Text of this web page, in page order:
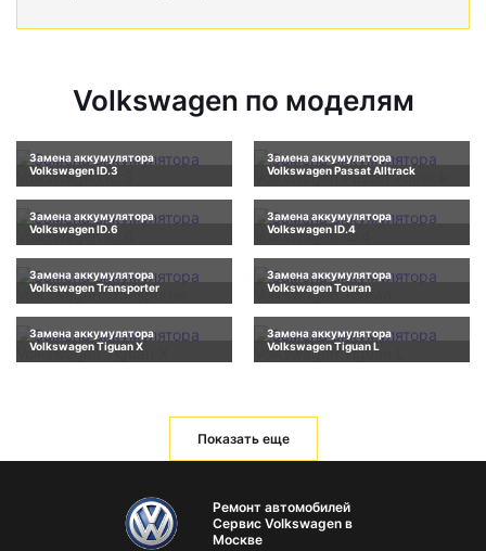
Volkswagen по моделям
Замена аккумулятора
Volkswagen ID.3
Замена аккумулятора
Volkswagen Passat Alltrack
Замена аккумулятора
Volkswagen ID.6
Замена аккумулятора
Volkswagen ID.4
Замена аккумулятора
Volkswagen Transporter
Замена аккумулятора
Volkswagen Touran
Замена аккумулятора
Volkswagen Tiguan X
Замена аккумулятора
Volkswagen Tiguan L
Показать еще
Ремонт автомобилей
Сервис Volkswagen в
Москве